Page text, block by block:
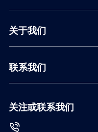
关于我们
联系我们
关注或联系我们